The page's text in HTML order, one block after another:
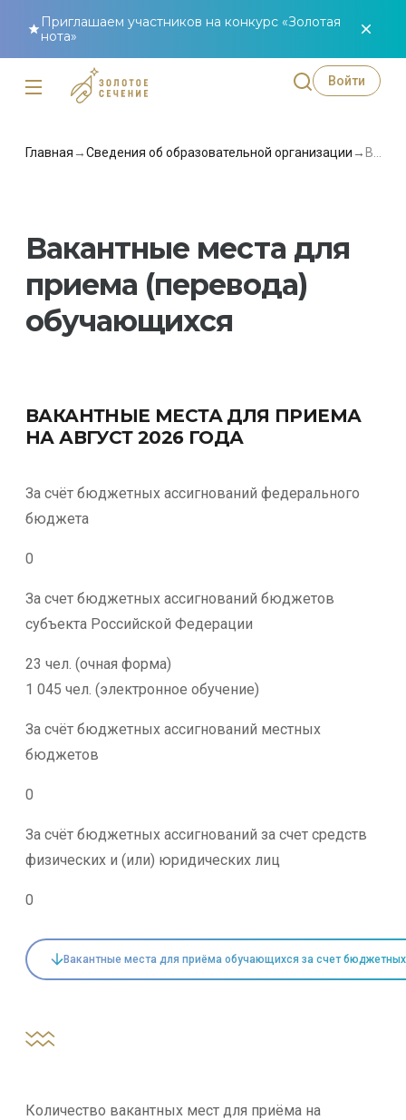
Приглашаем участников на конкурс «Золотая
нота»
Войти
Главная →Сведения об образовательной организации →
Вакантные места для
приема (перевода)
обучающихся
ВАКАНТНЫЕ МЕСТА ДЛЯ ПРИЕМА
НА АВГУСТ 2026 ГОДА
За счёт бюджетных ассигнований федерального
бюджета
0
За счет бюджетных ассигнований бюджетов
субъекта Российской Федерации
23 чел. (очная форма)
1 045 чел. (электронное обучение)
За счёт бюджетных ассигнований местных
бюджетов
0
За счёт бюджетных ассигнований за счет средств
физических и (или) юридических лиц
0
Вакантные места для приёма обучающихся за счет
Количество вакантных мест для приёма на